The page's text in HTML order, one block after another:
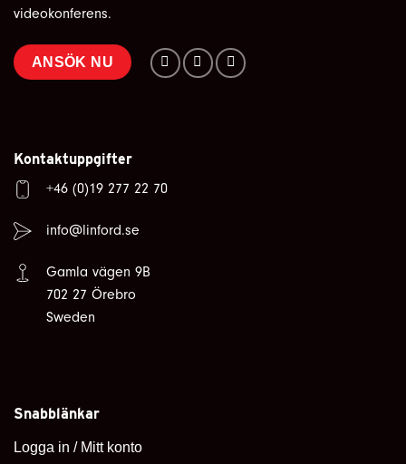
videokonferens.
ANSÖK NU
Kontaktuppgifter
+46 (0)19 277 22 70
info@linford.se
Gamla vägen 9B
702 27 Örebro
Sweden
Snabblänkar
Logga in / Mitt konto